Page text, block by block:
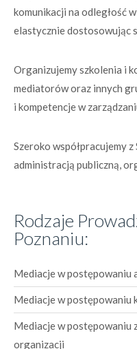
komunikacji na odległość
elastycznie dostosowując
Organizujemy szkolenia i
mediatorów oraz innych
i kompetencje w
Szeroko współpracujemy z
administracją publiczną,
Rodzaje
Poznaniu:
Mediacje w postępowaniu
Mediacje w postępowaniu
Mediacje w postępowaniu
organizacji